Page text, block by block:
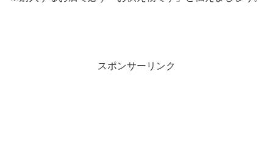
スポンサーリンク